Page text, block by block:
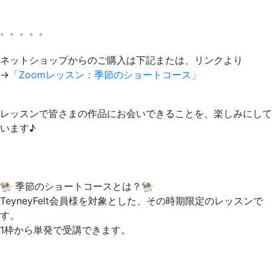
。。。。。
ネットショップからのご購入は下記または、リンクより
→ 「Zoomレッスン：季節のショートコース」
レッスンで皆さまの作品にお会いできることを、楽しみにして
います♪
🐏 季節のショートコースとは？🐏
TeyneyFelt会員様を対象とした、その時期限定のレッスンで
す。
1枠から単発で受講できます。